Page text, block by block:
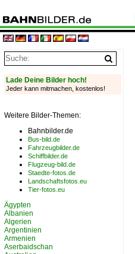
Lade Deine Bilder hoch!
Jeder kann mitmachen, kostenlos!
Weitere Bilder-Themen:
Bahnbilder.de
Bus-bild.de
Fahrzeugbilder.de
Schiffbilder.de
Flugzeug-bild.de
Staedte-fotos.de
Landschaftsfotos.eu
Tier-fotos.eu
Ägypten
Albanien
Algerien
Argentinien
Armenien
Aserbaidschan